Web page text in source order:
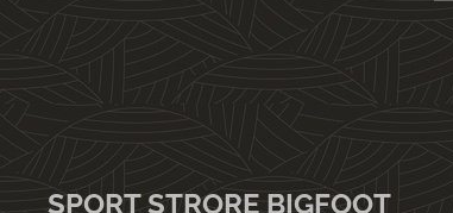
SPORT STRORE BIGFOOT